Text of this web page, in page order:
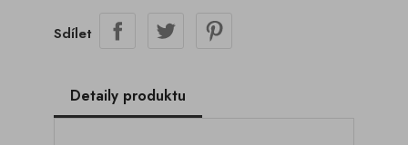
Sdílet
Detaily produktu